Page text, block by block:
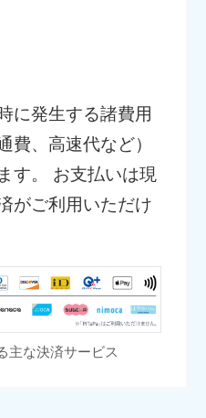
に発生する諸費用
費、高速代など）
す。 お支払いは現
がご利用いただけ
主な決済サービス